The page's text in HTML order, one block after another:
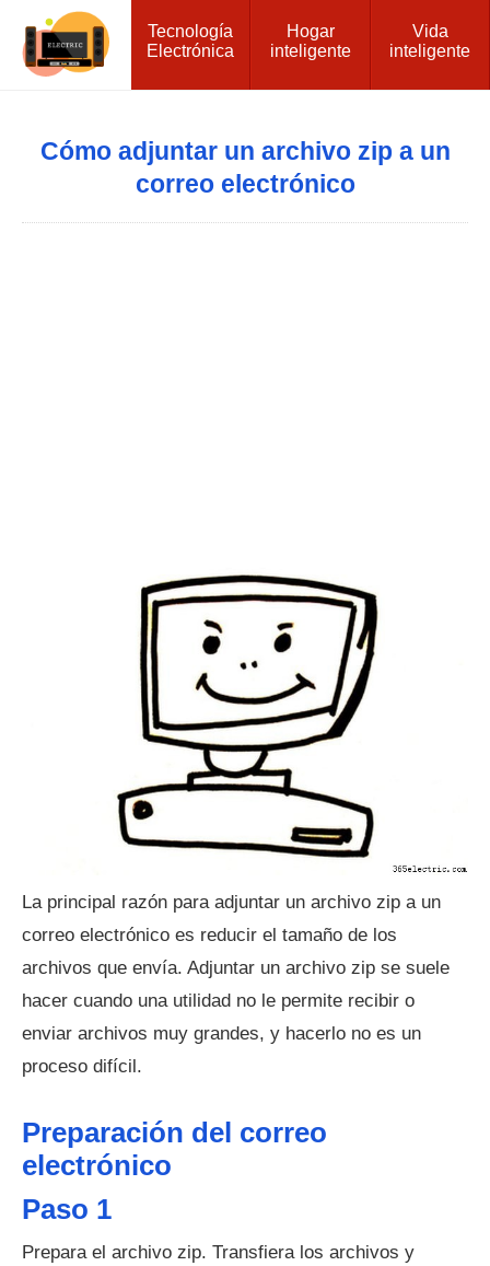
Tecnología
Electrónica
Hogar
inteligente
Vida
inteligente
Cómo adjuntar un archivo zip a un
correo electrónico
La principal razón para adjuntar un archivo zip a un
correo electrónico es reducir el tamaño de los
archivos que envía. Adjuntar un archivo zip se suele
hacer cuando una utilidad no le permite recibir o
enviar archivos muy grandes, y hacerlo no es un
proceso difícil.
Preparación del correo
electrónico
Paso 1
Prepara el archivo zip. Transfiera los archivos y